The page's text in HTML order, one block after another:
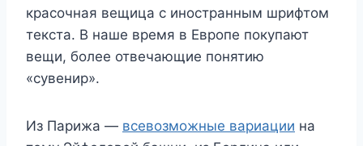
красочная вещица с иностранным шрифтом
текста. В наше время в Европе покупают
вещи, более отвечающие понятию
«сувенир».
Из Парижа — всевозможные вариации на